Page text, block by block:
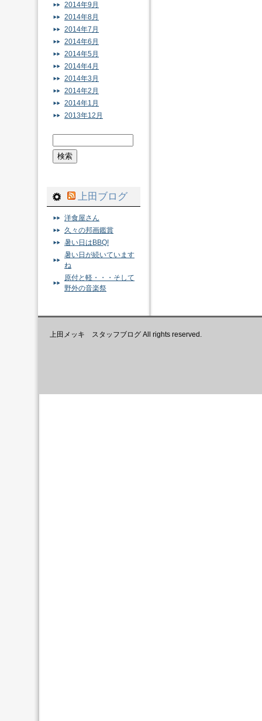
2014年9月
2014年8月
2014年7月
2014年6月
2014年5月
2014年4月
2014年3月
2014年2月
2014年1月
2013年12月
上田ブログ
洋食屋さん
久々の邦画鑑賞
暑い日はBBQ!
暑い日が続いています
ね
原付と軽・・・そして
野外の音楽祭
上田メッキ スタッフブログ All rights reserved.